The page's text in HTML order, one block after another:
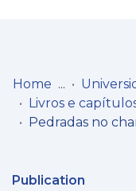
Communities
Home
Publication